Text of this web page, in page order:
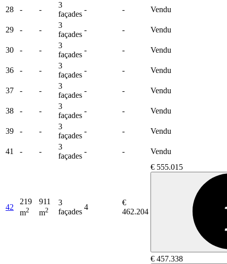
28 - -
3
façades
- - Vendu
29 - -
3
façades
- - Vendu
30 - -
3
façades
- - Vendu
36 - -
3
façades
- - Vendu
37 - -
3
façades
- - Vendu
38 - -
3
façades
- - Vendu
39 - -
3
façades
- - Vendu
41 - -
3
façades
- - Vendu
42
219
m2
911
m2
3
façades
4
€
462.204
€ 555.015
€ 457.338